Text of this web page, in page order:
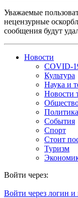
Уважаемые
нецензурные
сообщения будут
Новости
COVID-
Культура
Наука и
Новости
Политика
События
Спорт
Стоит
Туризм
Войти через:
Войти через логин и